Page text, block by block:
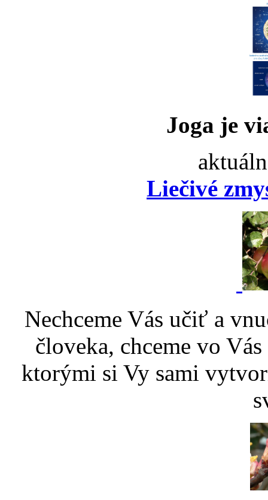
Joga je
Liečivé
Nechceme Vás učiť a
človeka, chceme vo
ktorými si Vy sami